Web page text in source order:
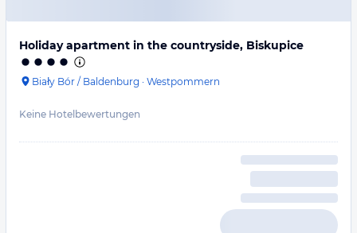
Holiday apartment in the countryside, Biskupice
Biały Bór / Baldenburg · Westpommern
Keine Hotelbewertungen